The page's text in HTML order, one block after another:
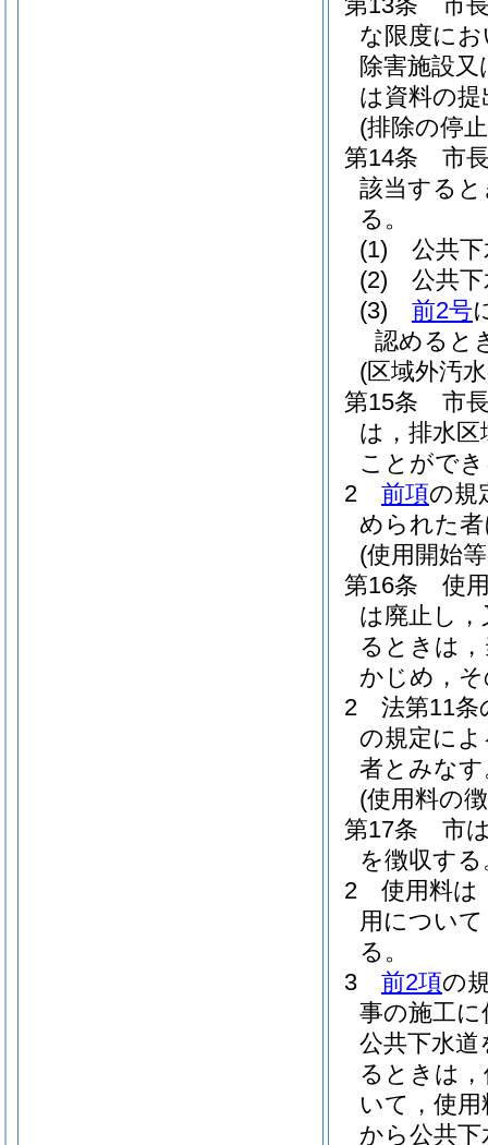
な限度に
除害施設
は資料の
(排除の停
第14条
市
該当する
る。
(1)
公共
(2)
公共
(3)
前2号
認めると
(区域外汚
第15条
市
は，排水
ことがで
2
前項の規
められた
(使用開始
第16条
使
は廃止し
るときは
かじめ，
2
法第11条
の規定に
者とみなす
(使用料の
第17条
市
を徴収する
2
使用料は
用につい
る。
3
前2項の
事の施工
公共下水
るときは
いて，使
から公共